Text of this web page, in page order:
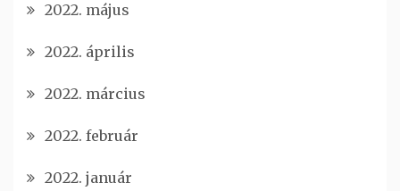
2022. május
2022. április
2022. március
2022. február
2022. január